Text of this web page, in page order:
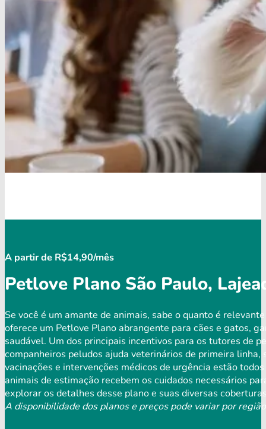
A partir de R$14,90/mês
Petlove Plano São Paulo,
Se você é um amante de animais, sabe o quanto é
oferece um Petlove Plano abrangente para cães e gatos,
saudável. Um dos principais incentivos para os tutores de
companheiros peludos ajuda veterinários de primeira
vacinações e intervenções médicos de urgência estão
animais de estimação recebem os cuidados necessários
explorar os detalhes desse plano e suas diversas
A disponibilidade dos planos e preços pode variar por